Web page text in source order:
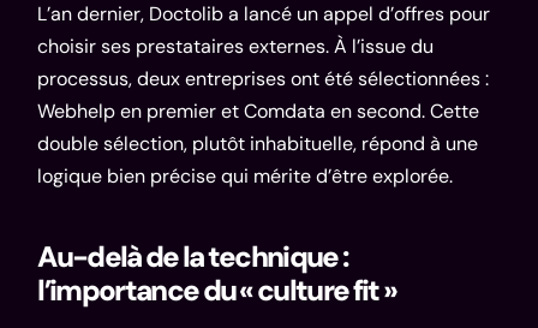
L’an dernier, Doctolib a lancé un appel d’offres pour
choisir ses prestataires externes. À l’issue du
processus, deux entreprises ont été sélectionnées :
Webhelp en premier et Comdata en second. Cette
double sélection, plutôt inhabituelle, répond à une
logique bien précise qui mérite d’être explorée.
Au-delà de la technique :
l’importance du « culture fit »